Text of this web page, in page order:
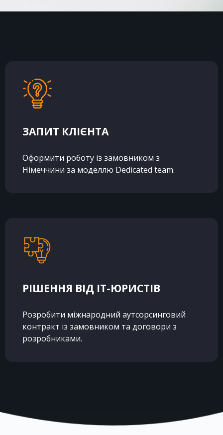
ЗАПИТ КЛІЄНТА
Оформити роботу із замовником з
Німеччини за моделлю Dedicated team.
РІШЕННЯ ВІД IT-ЮРИСТІВ
Розробити міжнародний аутсорсинговий
контракт із замовником та договори з
розробниками.